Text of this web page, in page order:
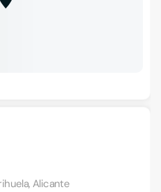
Alicante